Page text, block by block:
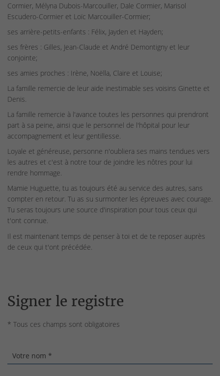
Cormier, Mélyna Dubois-Marcouiller, Dale Cormier, Marisol
Escudero-Cormier et Loïc Marcouiller-Cormier;
ses arrière-petits-enfants : Félix, Jayden et Hayden;
ses frères : Gilles, Jean-Claude et André Demontigny et leur
conjointe;
ses amies proches : Irène, Noëlla, Claire et Louise;
La famille remercie de leur aide inestimable ses voisins Ginette et
Denis.
La famille remercie à l'avance toutes les personnes qui prendront
part à sa peine, ainsi que le personnel de l'hôpital pour leur
accompagnement et leur gentillesse.
Loyale et généreuse, personne n'oubliera ses mains tendues vers
les autres et c'est à notre tour de joindre les nôtres pour lui
rendre hommage.
Mamie Huguette, tu as toujours été au service des autres, sans
compter en retour. Tu as su surmonter les épreuves avec courage.
Tu seras toujours une source d'inspiration pour tous ceux qui
t'ont connue.
Il est maintenant temps de penser à toi et de te reposer auprès
de ceux qui t'ont précédée.
Signer le registre
* Tous ces champs sont obligatoires
Votre nom *